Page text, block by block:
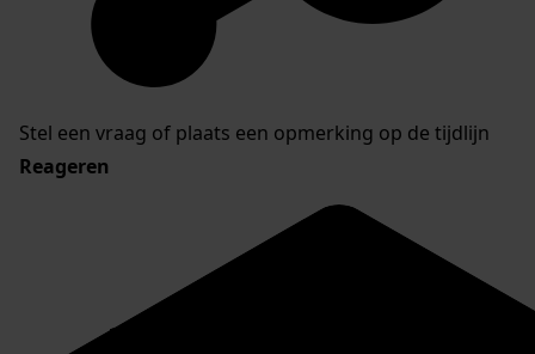
Stel een vraag of plaats een opmerking op de tijdlijn
Reageren